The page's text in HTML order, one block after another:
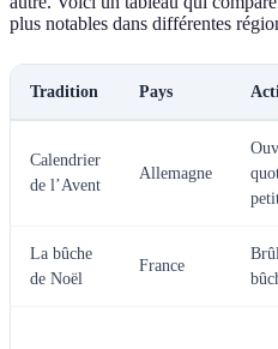
plus notables dans différentes
Tradition Pays
Calendrier
de l’Avent
Allemagne
La bûche
de Noël
France